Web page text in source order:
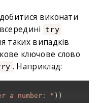
виконати
try
таких випадків
ключове слово
. Наприклад:
a number: " ) )